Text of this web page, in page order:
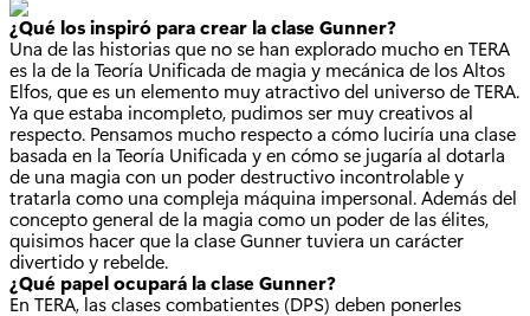
¿Qué los inspiró para crear la clase Gunner?
Una de las historias que no se han explorado mucho en TERA
es la de la Teoría Unificada de magia y mecánica de los Altos
Elfos, que es un elemento muy atractivo del universo de TERA.
Ya que estaba incompleto, pudimos ser muy creativos al
respecto. Pensamos mucho respecto a cómo luciría una clase
basada en la Teoría Unificada y en cómo se jugaría al dotarla
de una magia con un poder destructivo incontrolable y
tratarla como una compleja máquina impersonal. Además del
concepto general de la magia como un poder de las élites,
quisimos hacer que la clase Gunner tuviera un carácter
divertido y rebelde.
¿Qué papel ocupará la clase Gunner?
En TERA, las clases combatientes (DPS) deben ponerles